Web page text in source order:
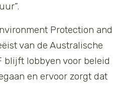
Protection and
van de Australische
blijft lobbyen voor beleid
en ervoor zorgt dat